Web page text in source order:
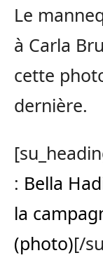
Le
à Carla
cette
dernière.
: Bella
la
(photo)[/